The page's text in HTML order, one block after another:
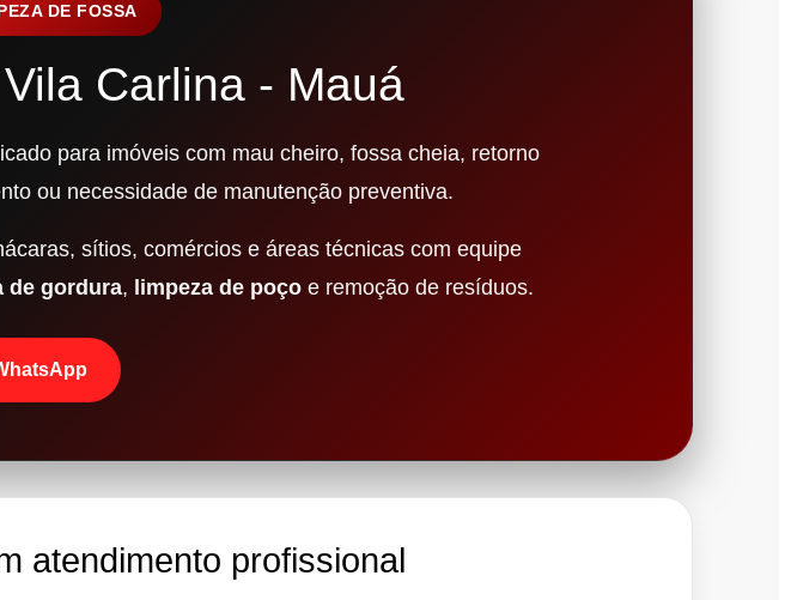
DE FOSSA
Carlina - Mauá
para imóveis com mau cheiro, fossa cheia, retorno
ou necessidade de manutenção preventiva.
sítios, comércios e áreas técnicas com equipe
de gordura, limpeza de poçoe remoção de resíduos.
atendimento profissional